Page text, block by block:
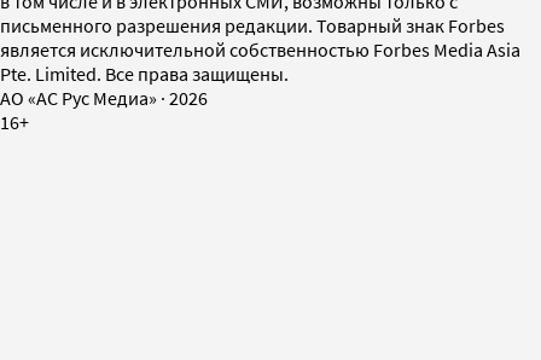
письменного разрешения редакции. Товарный знак Forbes
является исключительной собственностью Forbes Media Asia
Pte. Limited. Все права защищены.
AO «АС Рус Медиа» · 2026
16+